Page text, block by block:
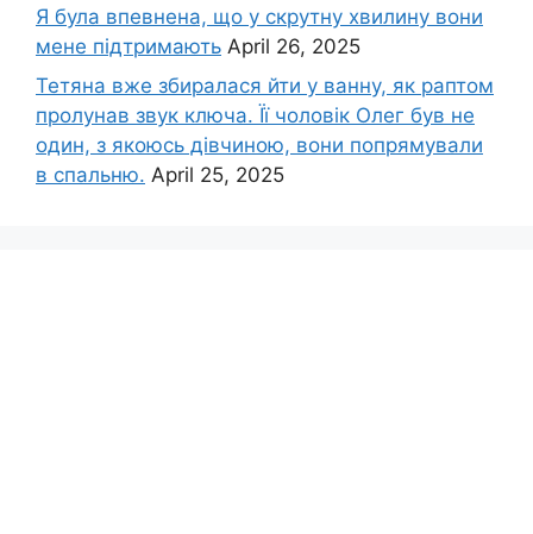
Я була впевнена, що у скрутну хвилину вони
мене підтримають April 26, 2025
Тетяна вже збиралася йти у ванну, як раптом
пролунав звук ключа. Її чоловік Олег був не
один, з якоюсь дівчиною, вони попрямували
в спальню. April 25, 2025